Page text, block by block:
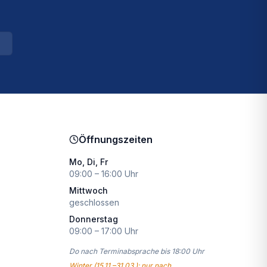
Öffnungszeiten
Mo, Di, Fr
09:00 – 16:00 Uhr
Mittwoch
geschlossen
Donnerstag
09:00 – 17:00 Uhr
Do nach Terminabsprache bis 18:00 Uhr